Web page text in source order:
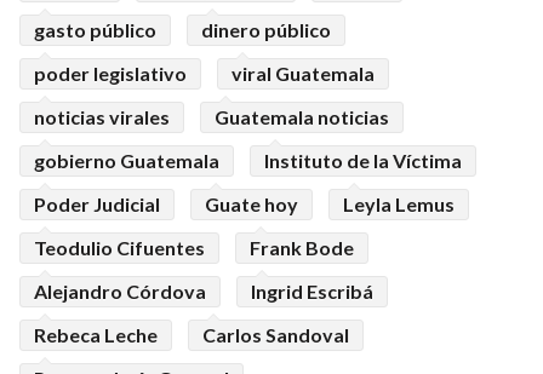
gasto público
dinero público
poder legislativo
viral Guatemala
noticias virales
Guatemala noticias
gobierno Guatemala
Instituto de la Víctima
Poder Judicial
Guate hoy
Leyla Lemus
Teodulio Cifuentes
Frank Bode
Alejandro Córdova
Ingrid Escribá
Rebeca Leche
Carlos Sandoval